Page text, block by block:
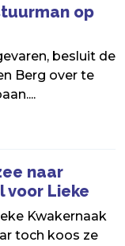
op
besluit de
Berg over te
naar
voor Lieke
Kwakernaak
toch koos ze